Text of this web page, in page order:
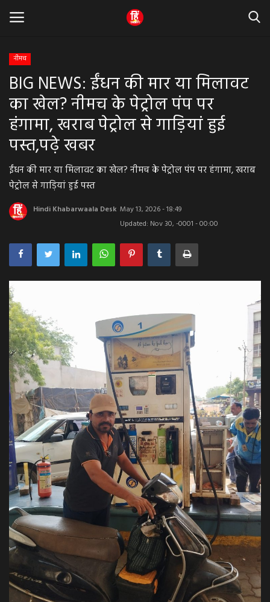
Home
धर्म & ज्योतिष
बड़ी खबर
मध्यप्रदेश
राजस्थान
राजनीती
अपराध
मनोरंजन
खेल
एजुकेशन & करियर
हेल्थ & लाइफ स्टाइल
वीडियो
Gallery
नीमच
BIG NEWS: ईंधन की मार या मिलावट
का खेल? नीमच के पेट्रोल पंप पर
हंगामा, खराब पेट्रोल से गाड़ियां हुई
पस्त,पढ़े खबर
ईंधन की मार या मिलावट का खेल? नीमच के पेट्रोल पंप पर हंगामा, खराब
पेट्रोल से गाड़ियां हुई पस्त
Hindi Khabarwaala Desk May 13, 2026 - 18:49
Updated: Nov 30, -0001 - 00:00